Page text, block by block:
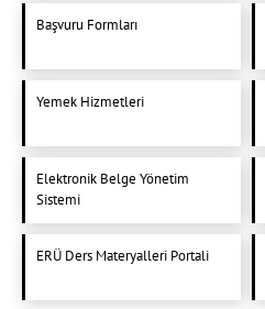
Başvuru Formları
Yemek Hizmetleri
Elektronik Belge Yönetim
Sistemi
ERÜ Ders Materyalleri Portali